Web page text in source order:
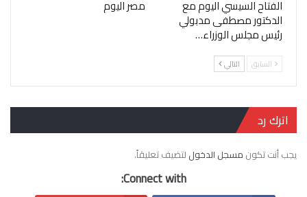
الفتاح السيسي اليوم مع
الدكتور مصطفى مدبولي
رئيس مجلس الوزراء…
مصر اليوم
السابق التالي
اترك رد
يجب أنت تكون مسجل الدخول لتضيف تعليقاً.
Connect with: